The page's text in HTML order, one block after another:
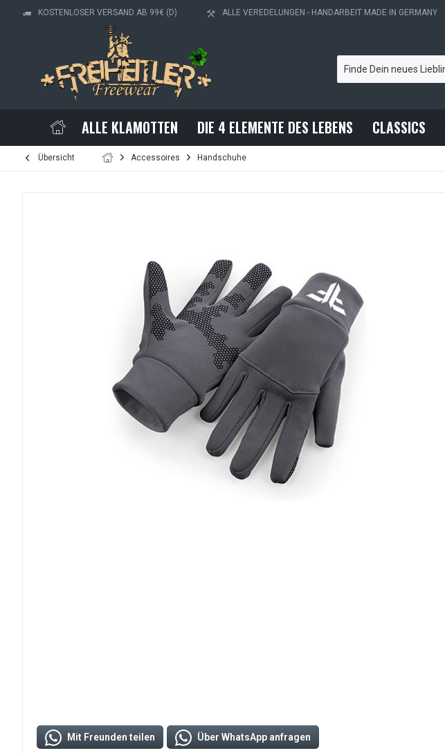
KOSTENLOSER VERSAND AB 99€ (D) ALLE VEREDELUNGEN - HANDARBEIT MADE IN GERMANY
ALLE KLAMOTTEN DIE 4 ELEMENTE DES LEBENS CLASSICS
Übersicht Accessoires Handschuhe
Mit Freunden teilen Über WhatsApp anfragen